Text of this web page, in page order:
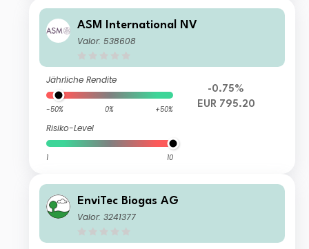
ASM International NV
Valor: 538608
Jährliche Rendite
-50% 0% +50%
Risiko-Level
1 10
-0.75%
EUR 795.20
EnviTec Biogas AG
Valor: 3241377